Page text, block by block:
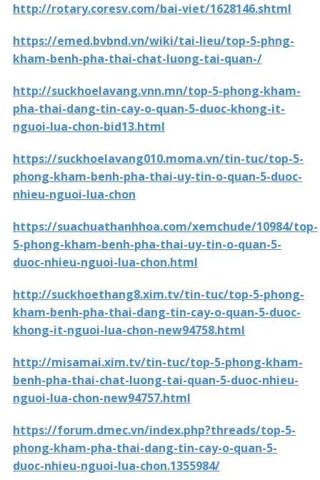
http://rotary.coresv.com/bai-viet/1628146.shtml
https://emed.bvbnd.vn/wiki/tai-lieu/top-5-phng-
kham-benh-pha-thai-chat-luong-tai-quan-/
http://suckhoelavang.vnn.mn/top-5-phong-kham-
pha-thai-dang-tin-cay-o-quan-5-duoc-khong-it-
nguoi-lua-chon-bid13.html
https://suckhoelavang010.moma.vn/tin-tuc/top-5-
phong-kham-benh-pha-thai-uy-tin-o-quan-5-duoc-
nhieu-nguoi-lua-chon
https://suachuathanhhoa.com/xemchude/10984/top-
5-phong-kham-benh-pha-thai-uy-tin-o-quan-5-
duoc-nhieu-nguoi-lua-chon.html
http://suckhoethang8.xim.tv/tin-tuc/top-5-phong-
kham-benh-pha-thai-dang-tin-cay-o-quan-5-duoc-
khong-it-nguoi-lua-chon-new94758.html
http://misamai.xim.tv/tin-tuc/top-5-phong-kham-
benh-pha-thai-chat-luong-tai-quan-5-duoc-nhieu-
nguoi-lua-chon-new94757.html
https://forum.dmec.vn/index.php?threads/top-5-
phong-kham-pha-thai-dang-tin-cay-o-quan-5-
duoc-nhieu-nguoi-lua-chon.1355984/